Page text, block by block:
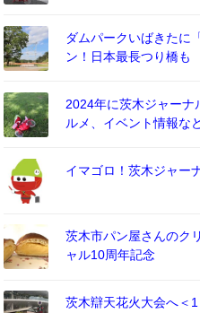
ダムパークいばきたに
ン！日本最長つり橋も
2024年に茨木ジャー
ルメ、イベント情報な
イマゴロ！茨木ジャー
茨木市パン屋さんのク
ャル10周年記念
茨木辯天花火大会へ＜